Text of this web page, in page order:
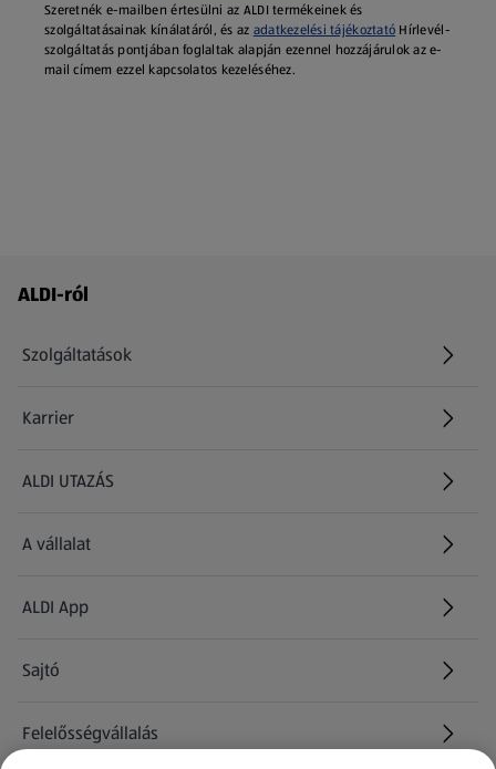
Szeretnék e-mailben értesülni az ALDI termékeinek és
szolgáltatásainak kínálatáról, és az adatkezelési tájékoztató Hírlevél-
szolgáltatás pontjában foglaltak alapján ezennel hozzájárulok az e-
mail címem ezzel kapcsolatos kezeléséhez.
Láblécmenü - további linkek
ALDI-ról
Szolgáltatások
Karrier
(új oldalon nyílik meg)
ALDI UTAZÁS
(új oldalon nyílik meg)
A vállalat
ALDI App
Sajtó
Felelősségvállalás